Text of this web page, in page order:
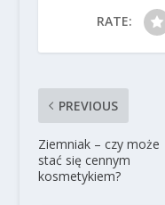
RATE:
PREVIOUS
Ziemniak – czy może
stać się cennym
kosmetykiem?